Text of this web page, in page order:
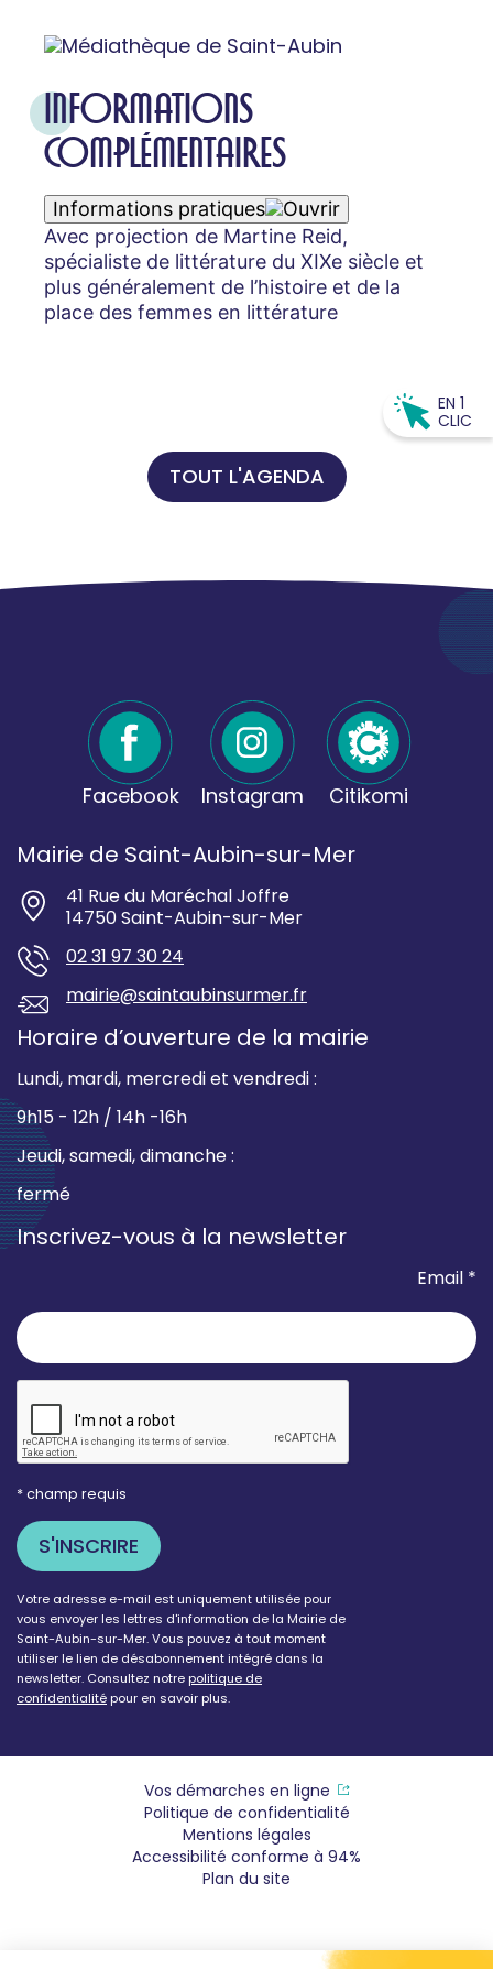
INFORMATIONS
COMPLÉMENTAIRES
Informations pratiques
Avec projection de Martine Reid,
spécialiste de littérature du XIXe siècle et
plus généralement de l’histoire et de la
place des femmes en littérature
TOUT L'AGENDA
Facebook Instagram Citikomi
Mairie de Saint-Aubin-sur-Mer
41 Rue du Maréchal Joffre
14750 Saint-Aubin-sur-Mer
02 31 97 30 24
mairie@saintaubinsurmer.fr
Horaire d’ouverture de la mairie
Lundi, mardi, mercredi et vendredi :
9h15 - 12h / 14h -16h
Jeudi, samedi, dimanche :
fermé
Inscrivez-vous à la newsletter
Email *
* champ requis
Votre adresse e-mail est uniquement utilisée pour
vous envoyer les lettres d'information de la Mairie de
Saint-Aubin-sur-Mer. Vous pouvez à tout moment
utiliser le lien de désabonnement intégré dans la
newsletter. Consultez notrepolitique de
confidentialitépour en savoir plus.
Vos démarches en ligne
Politique de confidentialité
Mentions légales
Accessibilité conforme à 94%
Plan du site
EN 1
CLIC